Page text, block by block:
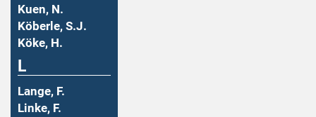
Kuen, N.
Köberle, S.J.
Köke, H.
L
Lange, F.
Linke, F.